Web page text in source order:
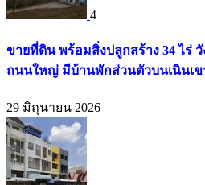
4
ขายที่ดิน พร้อมสิ่งปลูกสร้าง 34 ไร่
ถนนใหญ่ มีบ้านพักส่วนตัวบนเนินเขา
29 มิถุนายน 2026